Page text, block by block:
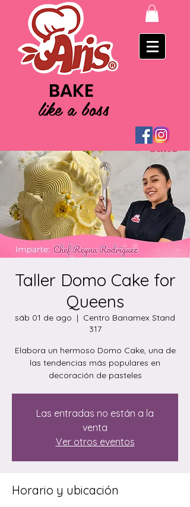
BAKE
like a boss
Taller Domo Cake for
Queens
sáb 01 de ago
  |
Centro Banamex Stand
317
Elabora un hermoso Domo Cake, una de
las tendencias más populares en
decoración de pasteles
Las entradas no están a la
venta
Ver otros eventos
Horario y ubicación